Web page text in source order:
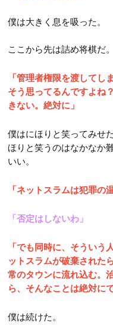
僕は大きく息を吸った。
ここから先は詰め将棋だ。
「管理者権限を渡してし
そう思ってるんですよね
きない。絶対に」
僕はにほりと笑ってみせ
ほりと笑うのはなかなか
いい。
「ネットスラムは犯罪の
「否定はしないわ」
「でも同時に、そういう
ットスラムが破棄された
常のタウンに流れ込む。
ら、そんなことは絶対に
僕は続けた。